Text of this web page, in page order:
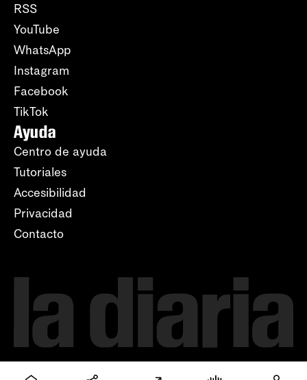
RSS
YouTube
WhatsApp
Instagram
Facebook
TikTok
Ayuda
Centro de ayuda
Tutoriales
Accesibilidad
Privacidad
Contacto